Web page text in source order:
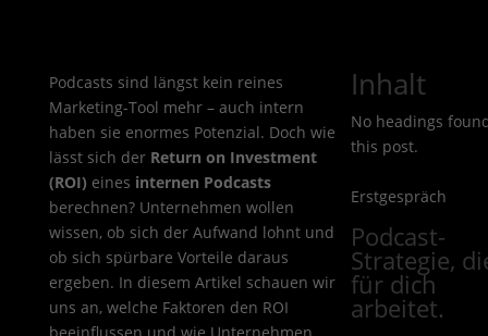
Podcasts sind längst kein reines
Marketing-Tool mehr – auch intern
haben sie enormes Potenzial. Doch wie
lässt sich der Return on Investment
(ROI) eines internen Podcasts
berechnen? Unternehmen wollen
wissen, ob sich der Aufwand lohnt und
ob sich spürbare Vorteile daraus
ergeben. In diesem Artikel schauen wir
uns an, welche Faktoren den ROI
Inhalt
No headings
this post.
Erstgespräch
Podcast-
Strategie,
für dich
arbeitet.